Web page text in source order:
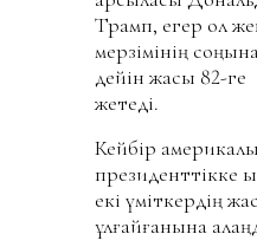
Трамп, егер ол
мерзімінің
дейін жасы 82-ге
жетеді.
Кейбір
президенттікке
екі үміткердің
ұлғайғанына